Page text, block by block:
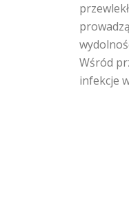
Wśród
infekcje